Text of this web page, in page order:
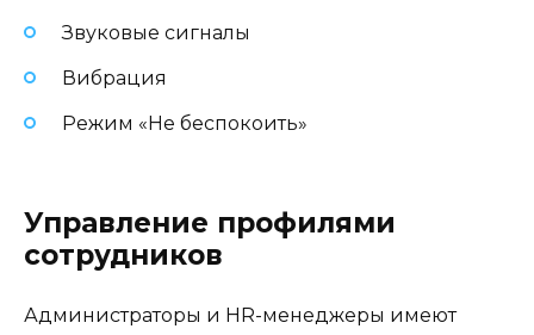
Звуковые сигналы
Вибрация
Режим «Не беспокоить»
Управление профилями
сотрудников
Администраторы и HR-менеджеры имеют